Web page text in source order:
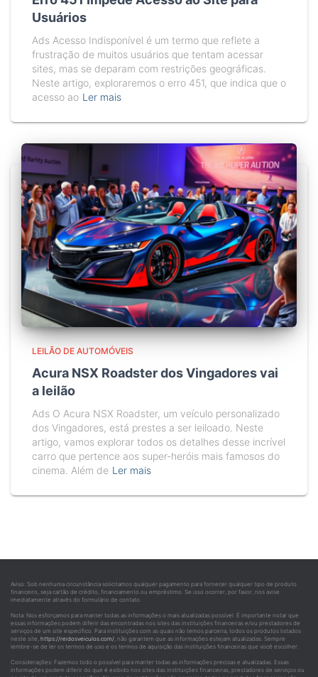
Usuários
Ads Acesso Indisponível é um termo que reflete a
frustração de muitos usuários que tentam acessar
sites, mas se deparam com restrições geográficas.
Neste artigo, exploraremos o erro 451, que indica que o
acesso ao Ler mais
LEILÃO DE AUTOMÓVEIS
Acura NSX Roadster dos Vingadores vai
a leilão
Ads O Acura NSX Roadster, um veículo personalizado
dos Vingadores, está prestes a ser leiloado. Neste
artigo, vamos explorar todos os detalhes desse incrível
carro que pertence aos super-heróis mais famosos do
cinema. Além de Ler mais
Aviso: Sob nenhuma circunstância solicitamos qualquer pagamento para fornecer qualquer tipo de produto
financeiro, seja cartão de crédito, financiamento ou empréstimo. Se isso ocorrer, por favor, nos avise
imediatamente através do formulário de contato.
Nota: Nos esforçamos para manter todas as informações o mais atualizadas possível. É importante notar que
essas informações podem diferir das encontradas nos sites das instituições financeiras e/ou prestadores de
serviços de um site específico. Para instituições com as quais não temos parceria, todos os produtos listados
neste site, https://reidosveiculos.com/, não garantem que as informações estejam atualizadas. Sempre
lembre-se de ler os termos de uso e os termos de aquisição das instituições financeiras que você escolher.
Considerações: Fazemos todo o possível para manter todas as informações precisas e atualizadas. Essas
informações podem diferir do que é exibido nos sites das instituições financeiras, prestadores de serviços ou